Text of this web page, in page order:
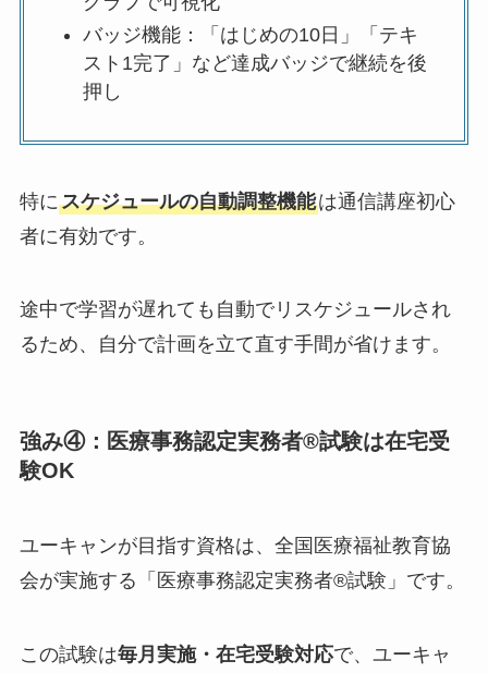
バッジ機能：「はじめの10日」「テキ
スト1完了」など達成バッジで継続を後
押し
特にスケジュールの自動調整機能は通信講座初心
者に有効です。
途中で学習が遅れても自動でリスケジュールされ
るため、自分で計画を立て直す手間が省けます。
強み④：医療事務認定実務者®試験は在宅受
験OK
ユーキャンが目指す資格は、全国医療福祉教育協
会が実施する「医療事務認定実務者®試験」です。
この試験は毎月実施・在宅受験対応で、ユーキャ